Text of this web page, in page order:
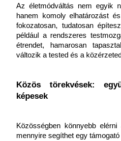
Az életmódváltás nem egyik
hanem komoly elhatározást
fokozatosan, tudatosan
például a rendszeres
étrendet, hamarosan
változik a tested és a
Közös törekvések:
képesek
Közösségben könnyebb
mennyire segíthet egy